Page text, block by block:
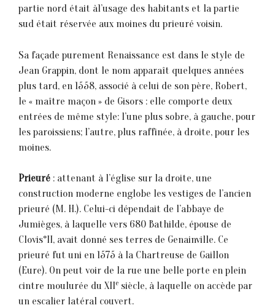
partie nord était à1’usage des habitants et la partie
sud était réservée aux moines du prieuré voisin.
Sa façade purement Renaissance est dans le style de
Jean Grappin, dont le nom apparaît quelques années
plus tard, en 1558, associé à celui de son père, Robert,
le « maître maçon » de Gisors : elle comporte deux
entrées de même style: l’une plus sobre, à gauche, pour
les paroissiens; l’autre, plus raffinée, à droite, pour les
moines.
Prieuré : attenant à l’église sur la droite, une
construction moderne englobe les vestiges de l’ancien
prieuré (M. H.). Celui-ci dépendait de l’abbaye de
Jumièges, à laquelle vers 680 Bathilde, épouse de
Clovis°II, avait donné ses terres de Genainville. Ce
prieuré fut uni en 1575 à la Chartreuse de Gaillon
(Eure). On peut voir de la rue une belle porte en plein
cintre moulurée du XIIe siècle, à laquelle on accède par
un escalier latéral couvert.